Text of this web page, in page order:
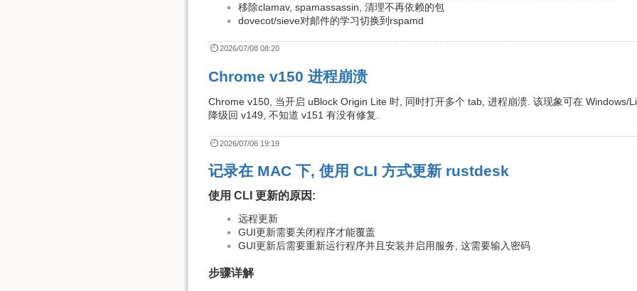
移除clamav, spamassassin, 清理不再依赖的包
dovecot/sieve对邮件的学习切换到rspamd
2026/07/08 08:20
Chrome v150 进程崩溃
Chrome v150, 当开启 uBlock Origin Lite 时, 同时打开多个 tab, 进程崩溃. 该现象可在 Windows/
降级回 v149, 不知道 v151 有没有修复.
2026/07/06 19:19
记录在 MAC 下, 使用 CLI 方式更新 rustdesk
使用 CLI 更新的原因:
远程更新
GUI更新需要关闭程序才能覆盖
GUI更新后需要重新运行程序并且安装并启用服务, 这需要输入密码
步骤详解